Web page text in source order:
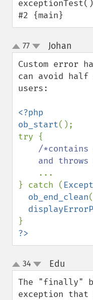
exceptionTest()
#2 {main}
up
down
77 Johan
Custom error
can avoid half
users:
<?php
ob_start();
try {
/
...
} catch (
ob_end_clean
?>
up
down
34 Edu
The "finally"
exception that